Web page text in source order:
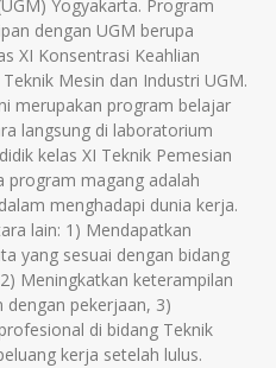
Yogyakarta. Program
dengan UGM berupa
XI Konsentrasi Keahlian
Mesin dan Industri UGM.
merupakan program belajar
langsung di laboratorium
kelas XI Teknik Pemesian
program magang adalah
menghadapi dunia kerja.
lain: 1) Mendapatkan
yang sesuai dengan bidang
Meningkatkan keterampilan
dengan pekerjaan, 3)
di bidang Teknik
kerja setelah lulus.